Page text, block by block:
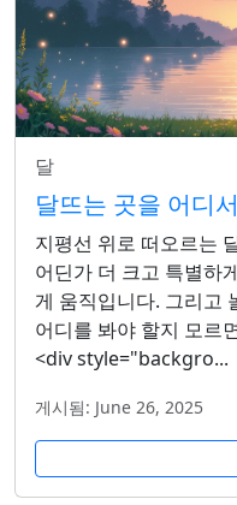
달
달뜨는 곳을 어디
지평선 위로 떠오르는
어딘가 더 크고 특별하
게 움직입니다. 그리고
어디를 봐야 할지 모르
<div style="backgro...
게시됨: June 26, 2025